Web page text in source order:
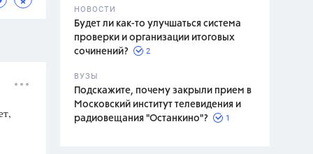
НОВОСТИ
Будет ли как-то улучшаться система
проверки и организации итоговых
сочинений?
2
ВУЗЫ
Подскажите, почему закрыли прием в
Московский институт телевидения и
радиовещания "Останкино"?
1